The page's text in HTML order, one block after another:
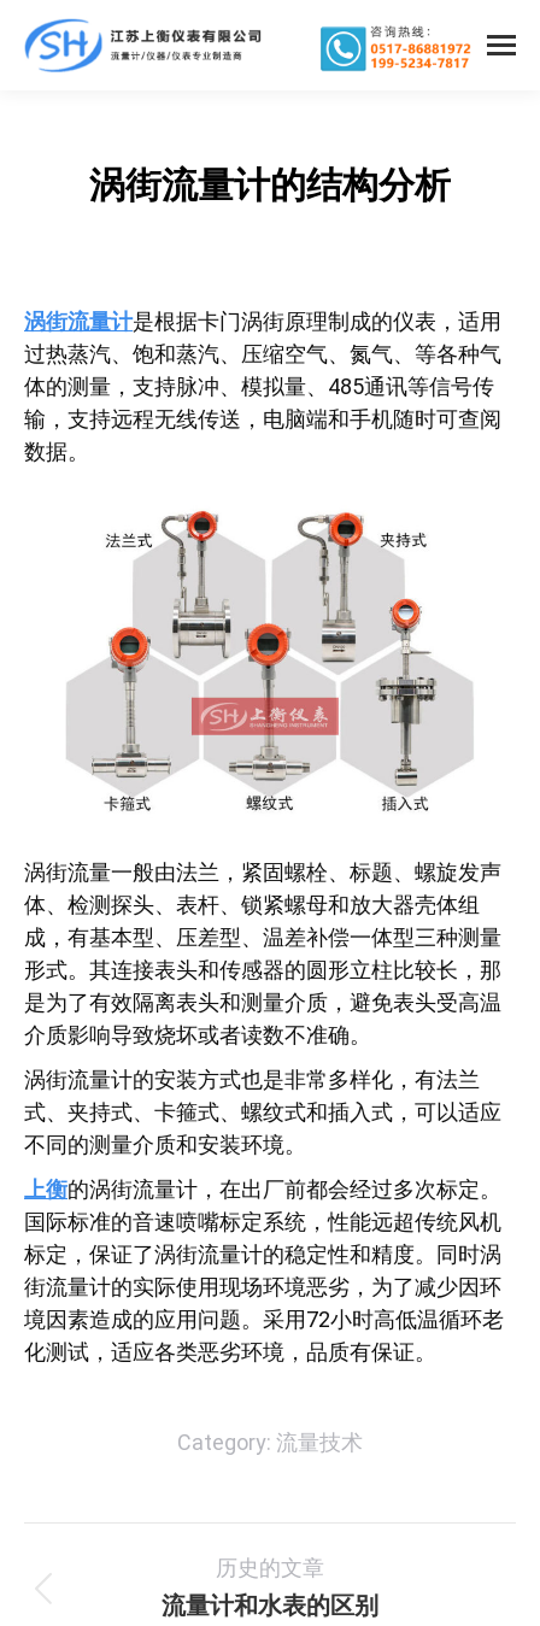
涡街流量计的结构分析
您在这里：
涡街流量计是根据卡门涡街原理制成的仪表，适用
过热蒸汽、饱和蒸汽、压缩空气、氮气、等各种气
体的测量，支持脉冲、模拟量、485通讯等信号传
输，支持远程无线传送，电脑端和手机随时可查阅
数据。
涡街流量一般由法兰，紧固螺栓、标题、螺旋发声
体、检测探头、表杆、锁紧螺母和放大器壳体组
成，有基本型、压差型、温差补偿一体型三种测量
形式。其连接表头和传感器的圆形立柱比较长，那
是为了有效隔离表头和测量介质，避免表头受高温
介质影响导致烧坏或者读数不准确。
涡街流量计的安装方式也是非常多样化，有法兰
式、夹持式、卡箍式、螺纹式和插入式，可以适应
不同的测量介质和安装环境。
上衡的涡街流量计，在出厂前都会经过多次标定。
国际标准的音速喷嘴标定系统，性能远超传统风机
标定，保证了涡街流量计的稳定性和精度。同时涡
街流量计的实际使用现场环境恶劣，为了减少因环
境因素造成的应用问题。采用72小时高低温循环老
化测试，适应各类恶劣环境，品质有保证。
Category: 流量技术
章
历史的文章
历
流量计和水表的区别